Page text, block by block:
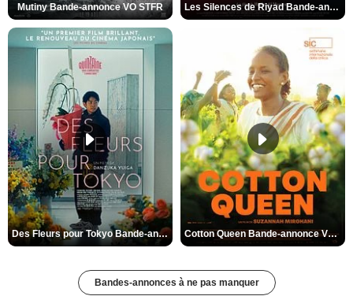
Mutiny Bande-annonce VO STFR Les Silences de Riyad Bande-annonce VO STFR
Des Fleurs pour Tokyo Bande-annonce VO STFR Cotton Queen Bande-annonce VO STFR
Bandes-annonces à ne pas manquer